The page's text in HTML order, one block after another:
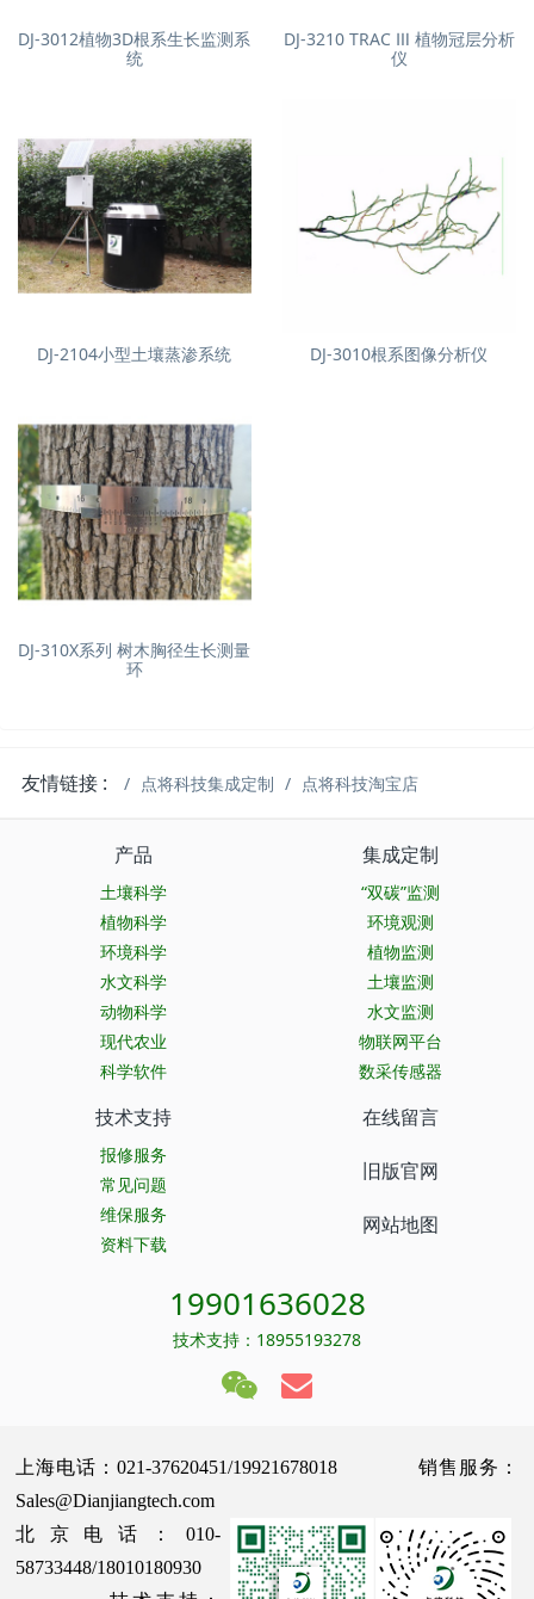
DJ-3012植物3D根系生长监测系
统
DJ-3210 TRAC Ⅲ 植物冠层分析
仪
DJ-2104小型土壤蒸渗系统 DJ-3010根系图像分析仪
DJ-310X系列 树木胸径生长测量
环
友情链接 : 点将科技集成定制 点将科技淘宝店
产品
土壤科学
植物科学
环境科学
水文科学
动物科学
现代农业
科学软件
集成定制
“双碳”监测
环境观测
植物监测
土壤监测
水文监测
物联网平台
数采传感器
技术支持
报修服务
常见问题
维保服务
资料下载
在线留言
旧版官网
网站地图
19901636028
技术支持：18955193278
上海电话：021-37620451/19921678018 销售服务：
Sales@Dianjiangtech.com
北京电话：010-
58733448/18010180930